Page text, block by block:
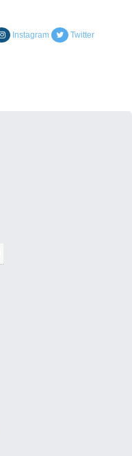
Instagram Twitter